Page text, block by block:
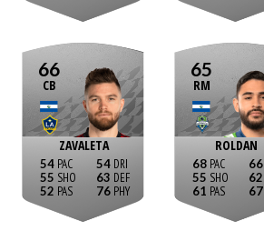
66
CB
ZAVALETA
54
55
52
54
63
76
65
RM
ROLDAN
68
55
61
66
62
67